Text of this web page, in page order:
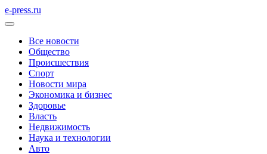
e-press.ru
Все новости
Общество
Происшествия
Спорт
Новости мира
Экономика и бизнес
Здоровье
Власть
Недвижимость
Наука и технологии
Авто